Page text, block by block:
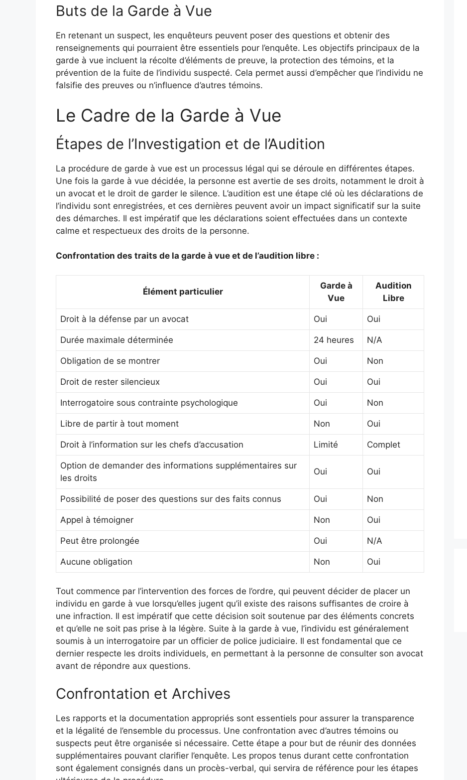
Buts de la Garde à Vue
En retenant un suspect, les enquêteurs peuvent poser des questions et obtenir des
renseignements qui pourraient être essentiels pour l’enquête. Les objectifs principaux de la
garde à vue incluent la récolte d’éléments de preuve, la protection des témoins, et la
prévention de la fuite de l’individu suspecté. Cela permet aussi d’empêcher que l’individu ne
falsifie des preuves ou n’influence d’autres témoins.
Le Cadre de la Garde à Vue
Étapes de l’Investigation et de l’Audition
La procédure de garde à vue est un processus légal qui se déroule en différentes étapes.
Une fois la garde à vue décidée, la personne est avertie de ses droits, notamment le droit à
un avocat et le droit de garder le silence. L’audition est une étape clé où les déclarations de
l’individu sont enregistrées, et ces dernières peuvent avoir un impact significatif sur la suite
des démarches. Il est impératif que les déclarations soient effectuées dans un contexte
calme et respectueux des droits de la personne.
Confrontation des traits de la garde à vue et de l’audition libre :
Élément particulier
Garde à
Vue
Audition
Libre
Droit à la défense par un avocat Oui Oui
Durée maximale déterminée 24 heures N/A
Obligation de se montrer Oui Non
Droit de rester silencieux Oui Oui
Interrogatoire sous contrainte psychologique Oui Non
Libre de partir à tout moment Non Oui
Droit à l’information sur les chefs d’accusation Limité Complet
Option de demander des informations supplémentaires sur
les droits
Oui Oui
Possibilité de poser des questions sur des faits connus Oui Non
Appel à témoigner Non Oui
Peut être prolongée Oui N/A
Aucune obligation Non Oui
Tout commence par l’intervention des forces de l’ordre, qui peuvent décider de placer un
individu en garde à vue lorsqu’elles jugent qu’il existe des raisons suffisantes de croire à
une infraction. Il est impératif que cette décision soit soutenue par des éléments concrets
et qu’elle ne soit pas prise à la légère. Suite à la garde à vue, l’individu est généralement
soumis à un interrogatoire par un officier de police judiciaire. Il est fondamental que ce
dernier respecte les droits individuels, en permettant à la personne de consulter son avocat
avant de répondre aux questions.
Confrontation et Archives
Les rapports et la documentation appropriés sont essentiels pour assurer la transparence
et la légalité de l’ensemble du processus. Une confrontation avec d’autres témoins ou
suspects peut être organisée si nécessaire. Cette étape a pour but de réunir des données
supplémentaires pouvant clarifier l’enquête. Les propos tenus durant cette confrontation
sont également consignés dans un procès-verbal, qui servira de référence pour les étapes